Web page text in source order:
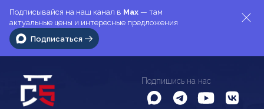
Подписывайся на наш канал в Max — там
актуальные цены и интересные предложения
Подписаться
Подпишись на нас